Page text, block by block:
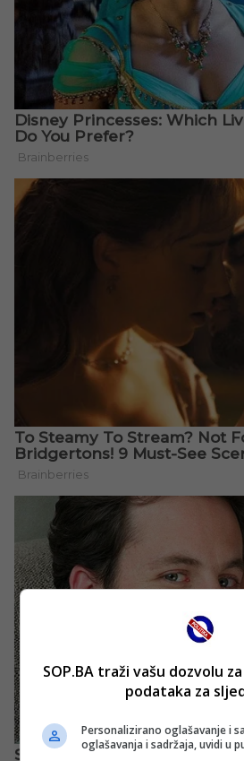
SOP.BA traži vašu dozvolu
podataka za
Personalizirano oglašavanje i
oglašavanja i sadržaja, uvidi u